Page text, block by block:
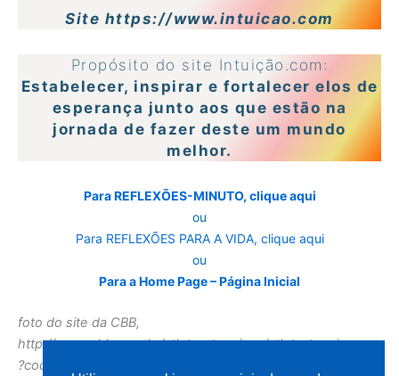
Site https://www.intuicao.com
Propósito do site Intuição.com:
Estabelecer, inspirar e fortalecer elos de
esperança junto aos que estão na
jornada de fazer deste um mundo
melhor.
Para REFLEXÕES-MINUTO, clique aqui
ou
Para REFLEXÕES PARA A VIDA, clique aqui
ou
Para a Home Page – Página Inicial
foto do site da CBB,
http://www.cbb.com.br/atletas_tecnicos/atleta_tecnico.asp
?cod=562&tipo=3